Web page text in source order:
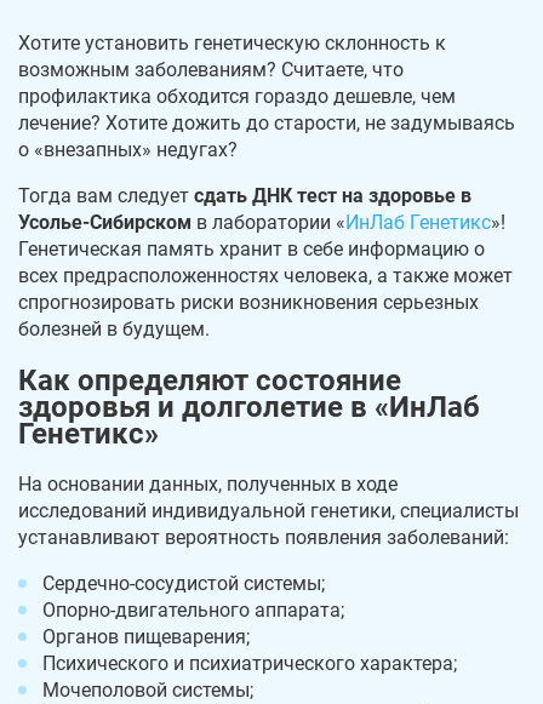
Хотите установить генетическую склонность к
возможным заболеваниям? Считаете, что
профилактика обходится гораздо дешевле, чем
лечение? Хотите дожить до старости, не задумываясь
о «внезапных» недугах?
Тогда вам следует сдать ДНК тест на здоровье в
Усолье-Сибирском в лаборатории « ИнЛаб Генетикс»!
Генетическая память хранит в себе информацию о
всех предрасположенностях человека, а также может
спрогнозировать риски возникновения серьезных
болезней в будущем.
Как определяют состояние
здоровья и долголетие в «ИнЛаб
Генетикс»
На основании данных, полученных в ходе
исследований индивидуальной генетики, специалисты
устанавливают вероятность появления заболеваний:
Сердечно-сосудистой системы;
Опорно-двигательного аппарата;
Органов пищеварения;
Психического и психиатрического характера;
Мочеполовой системы;